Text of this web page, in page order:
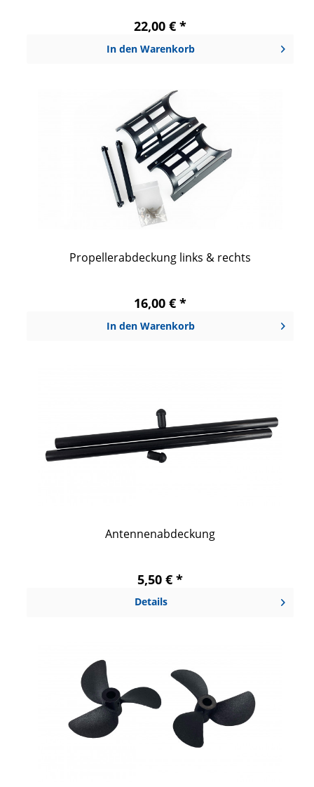
22,00 € *
In den Warenkorb
Propellerabdeckung links & rechts
16,00 € *
In den Warenkorb
Antennenabdeckung
5,50 € *
Details